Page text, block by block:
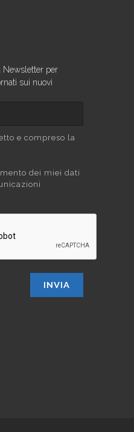
Newsletter per
sui nuovi
e compreso la
dei miei dati
INVIA